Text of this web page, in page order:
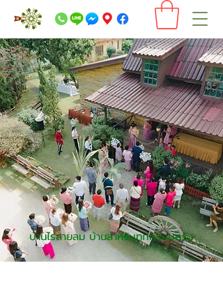
บ้านไร่สายลม บ้านสำหรับทุกครอบครัว